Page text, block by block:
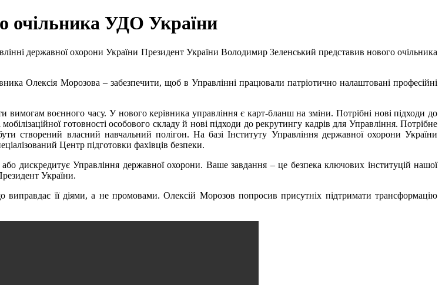
очільника УДО України
державної охорони України Президент України Володимир Зеленський представив нового очільника
Олексія Морозова – забезпечити, щоб в Управлінні працювали патріотично налаштовані професійні
вимогам воєнного часу. У нового керівника управління є карт-бланш на зміни. Потрібні нові підходи до
готовності особового складу й нові підходи до рекрутингу кадрів для Управління. Потрібне
створений власний навчальний полігон. На базі Інституту Управління державної охорони України
Центр підготовки фахівців безпеки.
дискредитує Управління державної охорони. Ваше завдання – це безпека ключових інституцій нашої
України.
її діями, а не промовами. Олексій Морозов попросив присутніх підтримати трансформацію